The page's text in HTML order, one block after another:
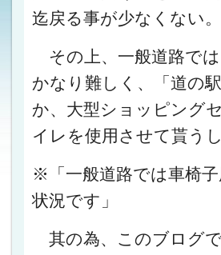
迄戻る事が少なくない。
その上、一般道路で
かなり難しく、「道の
か、大型ショッピング
イレを使用させて貰う
※「一般道路では車椅
状況です」
其の為、このブログ